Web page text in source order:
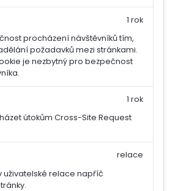
procházení návštěvníků tím,
požadavků mezi stránkami.
je nezbytný pro bezpečnost
1 rok
útokům Cross-Site Request
1 rok
uživatelské relace napříč
relace